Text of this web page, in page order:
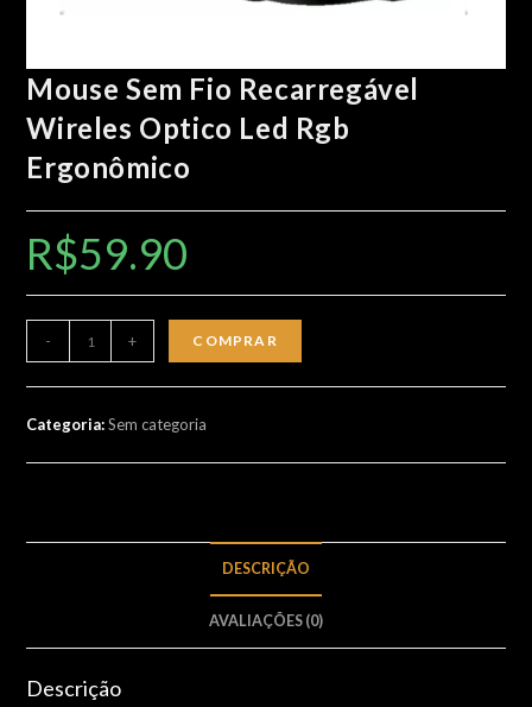
Mouse Sem Fio Recarregável
Wireles Optico Led Rgb
Ergonômico
R$59.90
-
Mouse
Sem
Fio
Recarregável
Rgb
+ COMPRAR
Categoria:Sem categoria
DESCRIÇÃO
AVALIAÇÕES (0)
Descrição